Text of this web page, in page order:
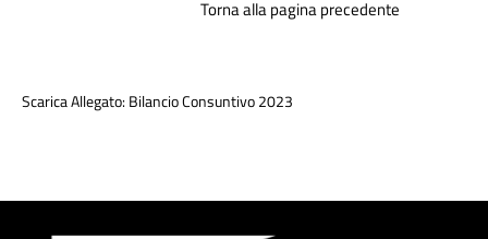
Torna alla pagina precedente
Scarica Allegato:Bilancio Consuntivo 2023